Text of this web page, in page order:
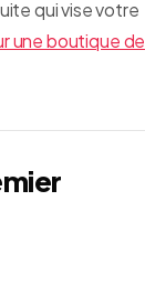
qui vise votre
une boutique de